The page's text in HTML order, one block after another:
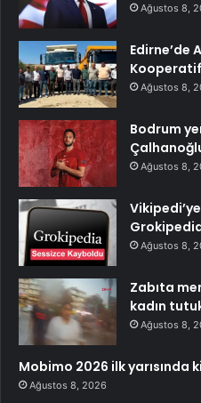
Ağustos 8,
Edirne’de
Ağustos 8,
Bodrum
Ağustos 8,
Ağustos 8,
Zabıta
kadın
Ağustos 8,
Mobimo 2026 ilk yarısında
Ağustos 8, 2026